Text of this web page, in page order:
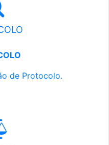
de Protocolo.